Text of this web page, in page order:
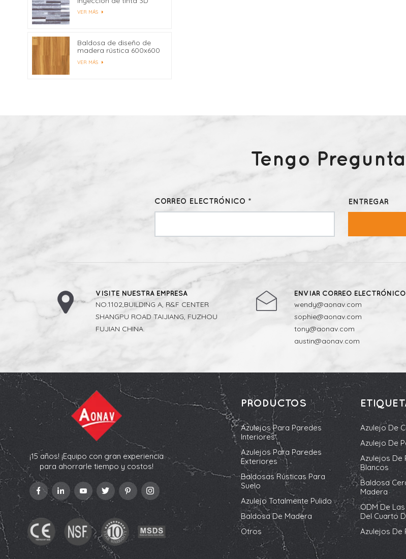
para azulejos de pared
interior al por mayor
VER MÁS
Baldosa de diseño de
madera rústica 600x600
Fabricantes China
VER MÁS
Tengo
CORREO ELECTRÓNICO * ENTREGAR
VISITE NUESTRA EMPRESA
NO.1102,BUILDING A, R&F CENTER
SHANGPU ROAD TAIJIANG, FUZHOU
FUJIAN CHINA.
ENVIAR CORREO ELECTRÓNICO
wendy@aonav.com
sophie@aonav.com
tony@aonav.com
austin@aonav.com
¡15 años! ¡Equipo con gran experiencia
para ahorrarle tiempo y costos!
PRODUCTOS
Azulejos Para Paredes
Interiores
Azulejos Para Paredes
Exteriores
Baldosas Rústicas Para
Suelo
Azulejo Totalmente Pulido
Baldosa De Madera
Otros
Azulejo De
Azulejo De
Azulejos De
Blancos
Baldosa
Madera
ODM De
Del Cuarto
Azulejos De